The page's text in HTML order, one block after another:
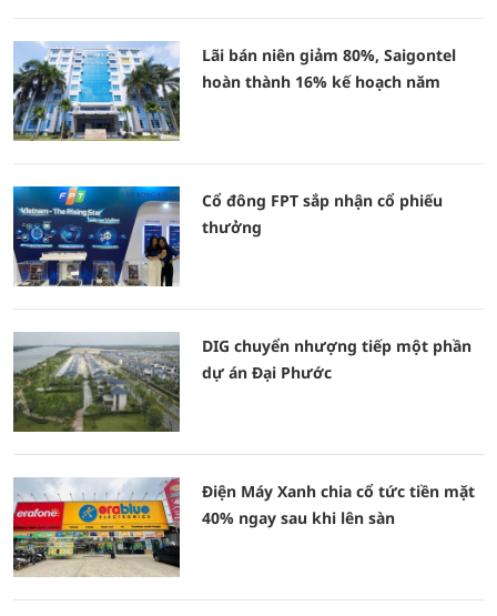
Lãi bán niên giảm 80%, Saigontel
hoàn thành 16% kế hoạch năm
Cổ đông FPT sắp nhận cổ phiếu
thưởng
DIG chuyển nhượng tiếp một phần
dự án Đại Phước
Điện Máy Xanh chia cổ tức tiền mặt
40% ngay sau khi lên sàn